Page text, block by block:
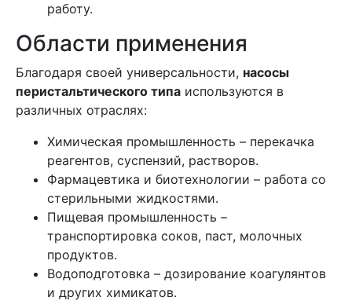
работу.
Области применения
Благодаря своей универсальности, насосы
перистальтического типа используются в
различных отраслях:
Химическая промышленность – перекачка
реагентов, суспензий, растворов.
Фармацевтика и биотехнологии – работа со
стерильными жидкостями.
Пищевая промышленность –
транспортировка соков, паст, молочных
продуктов.
Водоподготовка – дозирование коагулянтов
и других химикатов.